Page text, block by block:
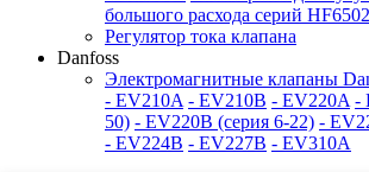
большого расхода серий
Регулятор тока клапана
Danfoss
Электромагнитные клапаны
- EV210A - EV210B - EV220A -
50) - EV220B (серия 6-22) -
- EV224B - EV227B - EV310A